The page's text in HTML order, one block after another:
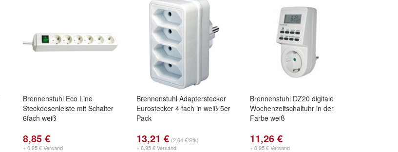
Brennenstuhl Eco Line
Steckdosenleiste mit Schalter
6fach weiß
8,85 €
+ 6,95 € Versand
Brennenstuhl Adapterstecker
Eurostecker 4 fach in weiß 5er
Pack
13,21 € (2,64 €/Stk)
+ 6,95 € Versand
Brennenstuhl DZ20 digitale
Wochenzeitschaltuhr in der
Farbe weiß
11,26 €
+ 6,95 € Versand